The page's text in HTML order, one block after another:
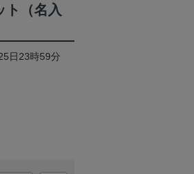
ト（名入
日23時59分